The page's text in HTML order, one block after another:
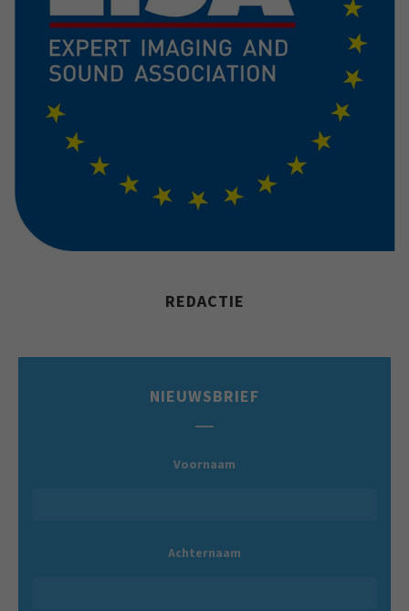
REDACTIE
NIEUWSBRIEF
Voornaam
Achternaam